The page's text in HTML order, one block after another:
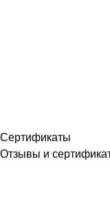
Сертификаты
Отзывы и